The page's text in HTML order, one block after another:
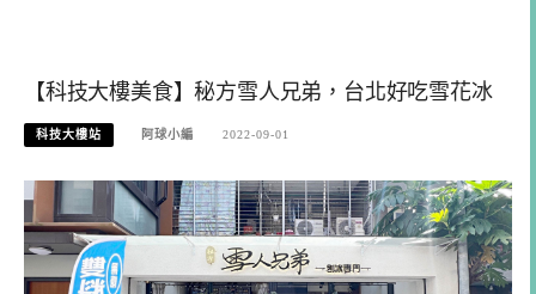
【科技大樓美食】秘方雪人兄弟，台北好吃雪花冰
科技大樓站 阿球小編 2022-09-01